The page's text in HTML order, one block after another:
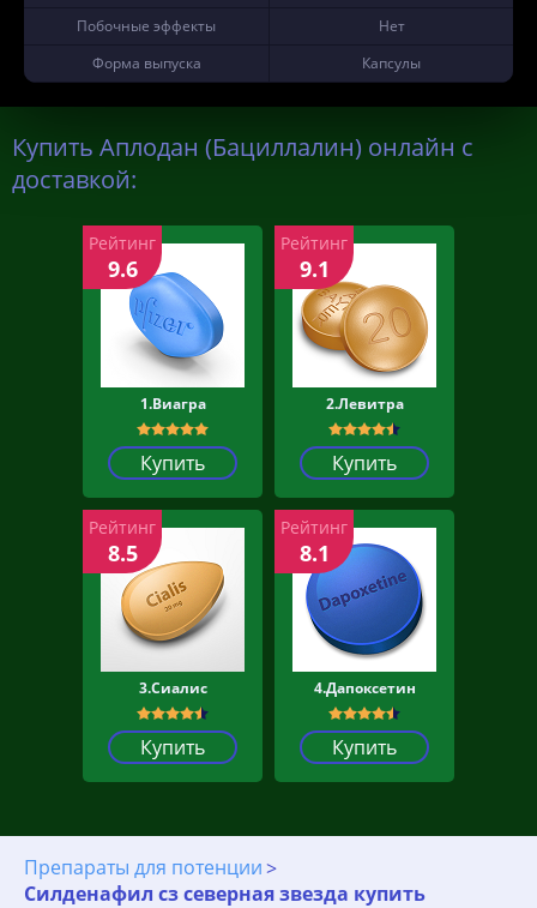
Побочные эффекты
Нет
Форма выпуска
Капсулы
Купить Аплодан (Бациллалин) онлайн с
доставкой:
1.Виагра
Купить
Рейтинг
9.6
2.Левитра
Купить
Рейтинг
9.1
3.Сиалис
Купить
Рейтинг
8.5
4.Дапоксетин
Купить
Рейтинг
8.1
Препараты для потенции
Силденафил сз северная звезда купить